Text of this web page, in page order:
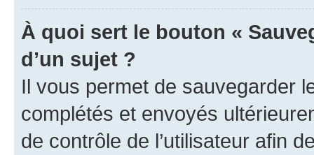
À quoi sert le bouton «
d’un sujet ?
Il vous permet de sauvegarder
complétés et envoyés
de contrôle de l’utilisateur afin